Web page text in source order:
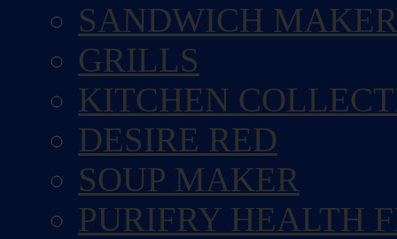
SANDWICH MAKER
GRILLS
KITCHEN
DESIRE RED
SOUP MAKER
PURIFRY HEALTH